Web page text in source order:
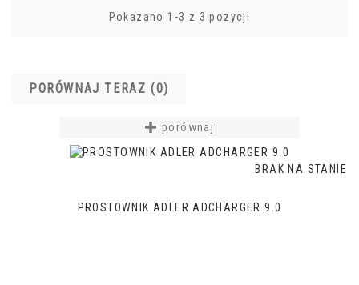
Pokazano 1-3 z 3 pozycji
PORÓWNAJ TERAZ (0)‎
porównaj
BRAK NA STANIE
PROSTOWNIK ADLER ADCHARGER 9.0